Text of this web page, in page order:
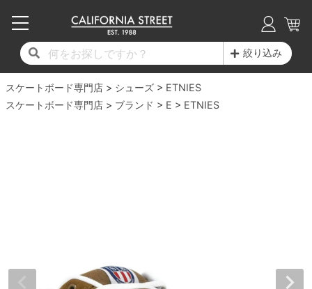
絞り込み
スケートボード専門店 シューズ
ETNIES
スケートボード専門店
ブランド E ETNIES
17時までのご注文は当日発送！
11,000円以上で送料無料！
毎月1日はポイント5倍！10日と20日は3倍！
17時までのご注文は当日発送！
11,000円以上で送料無料！
毎月1日はポイント5倍！10日と20日は3倍！
子供用デッキ
7.0inch以下
7.7inch
17時までのご注文は当日発送！
11,000円以上で送料無料！
毎月1日はポイント5倍！10日と20日は3倍！
7.0inch以下
7.2inch
7.8inch
17時までのご注文は当日発送！
11,000円以上で送料無料！
毎月1日はポイント5倍！10日と20日は3倍！
50mm
51mm
56mm
ボーンズ XF（エックスフォーミュラ）
17時までのご注文は当日発送！
11,000円以上で送料無料！
毎月1日はポイント5倍！10日と20日は3倍！
20cm
21cm
24cm
17時までのご注文は当日発送！
11,000円以上で送料無料！
毎月1日はポイント5倍！10日と20日は3倍！
トレーナー・セーター
17時までのご注文は当日発送！
11,000円以上で送料無料！
毎月1日はポイント5倍！10日と20日は3倍！
17時までのご注文は当日発送！
11,000円以上で送料無料！
毎月1日はポイント5倍！10日と20日は3倍！
17時までのご注文は当日発送！
11,000円以上で送料無料！
毎月1日はポイント5倍！10日と20日は3倍！